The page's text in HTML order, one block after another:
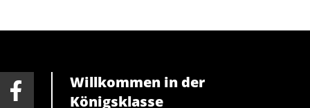
Willkommen in der
Königsklasse